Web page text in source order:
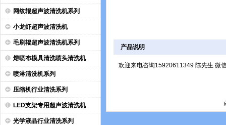
网纹辊超声波清洗机系列
小龙虾超声波清洗机
毛刷辊超声波清洗机系列
熔喷布模具清洗喷头清洗机
喷淋清洗机系列
压缩机行业清洗系列
LED支架专用超声波清洗机
光学液晶行业清洗系列
产品说明
欢迎来电咨询15920611349 陈先生 微